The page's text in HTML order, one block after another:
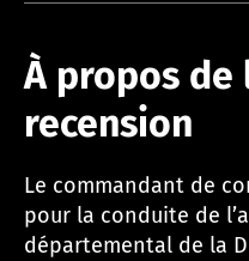
À propos de
recension
Le commandant de
pour la conduite de
départemental de la